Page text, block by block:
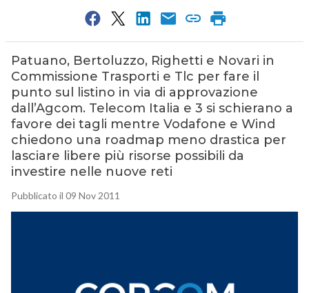
Patuano, Bertoluzzo, Righetti e Novari in
Commissione Trasporti e Tlc per fare il
punto sul listino in via di approvazione
dall’Agcom. Telecom Italia e 3 si schierano a
favore dei tagli mentre Vodafone e Wind
chiedono una roadmap meno drastica per
lasciare libere più risorse possibili da
investire nelle nuove reti
Pubblicato il 09 Nov 2011